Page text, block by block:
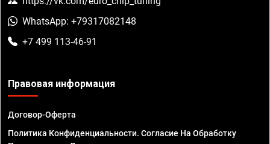
WhatsApp: +79317082148
+7 499 113-46-91
Правовая информация
Договор-Оферта
Политика Конфиденциальности. Согласие На Обработку